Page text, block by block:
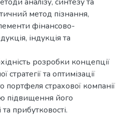
метод пізнання,
фінансово-
індукція та
розробки концепції
стратегії та оптимізації
портфеля страхової компанії
підвищення його
прибутковості.